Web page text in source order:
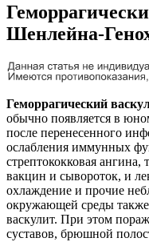
Шенлейна-
Геморрагический
обычно появляется в
после перенесенного
ослабления иммунных
стрептококковая
вакцин и сывороток, и
охлаждение и прочие
окружающей среды
васкулит. При этом
суставов, брюшной